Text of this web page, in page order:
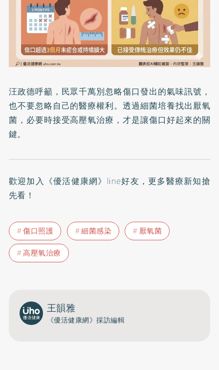
汪政德呼籲，民眾千萬別忽略傷口發出的氣味訊號，
也不要忽略自己的醫療權利。透過細菌培養找出厭氧
菌，必要時接受高壓氧治療，才是讓傷口好起來的關
鍵。
歡迎加入 《優活健康網》line好友 ，更多醫療新知搶
先看！
傷口照護 細菌感染
厭氧菌
高壓氧治療
王韻雅
《優活健康網》採訪編輯